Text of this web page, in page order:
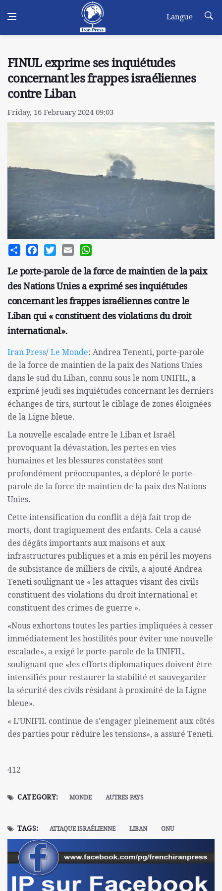
Langue
FINUL exprime ses inquiétudes
concernant les frappes israéliennes
contre Liban
Friday, 16 February 2024 09:03
Share FacebookTwitterEmail
Le porte-parole de la force de maintien de la paix
des Nations Unies a exprimé ses inquiétudes
concernant les frappes israéliennes contre le
Liban qui « constituent des violations du droit
international».
Iran Press/Le Monde: Andrea Tenenti, porte-parole
de la force de maintien de la paix des Nations Unies
dans le sud du Liban, connu sous le nom UNIFIL, a
exprimé jeudi ses inquiétudes concernant les derniers
échanges de tirs, surtout le ciblage de zones éloignées
de la Ligne bleue.
La nouvelle escalade entre le Liban et Israël
provoquant la dévastation, les pertes en vies
humaines et les blessures constatées sont
profondément préoccupantes, a déploré le porte-
parole de la force de maintien de la paix des Nations
Unies.
Cette intensification du conflit a déjà fait trop de
morts, dont tragiquement des enfants. Cela a causé
des dégâts importants aux maisons et aux
infrastructures publiques et a mis en péril les moyens
de subsistance de milliers de civils, a ajouté Andrea
Teneti soulignant ue « les attaques visant des civils
constituent des violations du droit international et
constituent des crimes de guerre ».
«Nous exhortons toutes les parties impliquées à cesser
immédiatement les hostilités pour éviter une nouvelle
escalade», a exigé le porte-parole de la UNIFIL,
soulignant que «les efforts diplomatiques doivent être
intensifiés pour restaurer la stabilité et sauvegarder
la sécurité des civils résidant à proximité de la Ligne
bleue».
« L’UNIFIL continue de s'engager pleinement aux côtés
des parties pour réduire les tensions», a assuré Teneti.
412
CATEGORY: MONDE AUTRES PAYS
TAGS: ATTAQUE ISRAÉLIENNE LIBAN ONU